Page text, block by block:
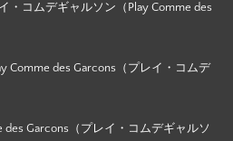
・コムデギャルソン（Play Comme des
Comme des Garcons（プレイ・コムデ
des Garcons（プレイ・コムデギャルソ